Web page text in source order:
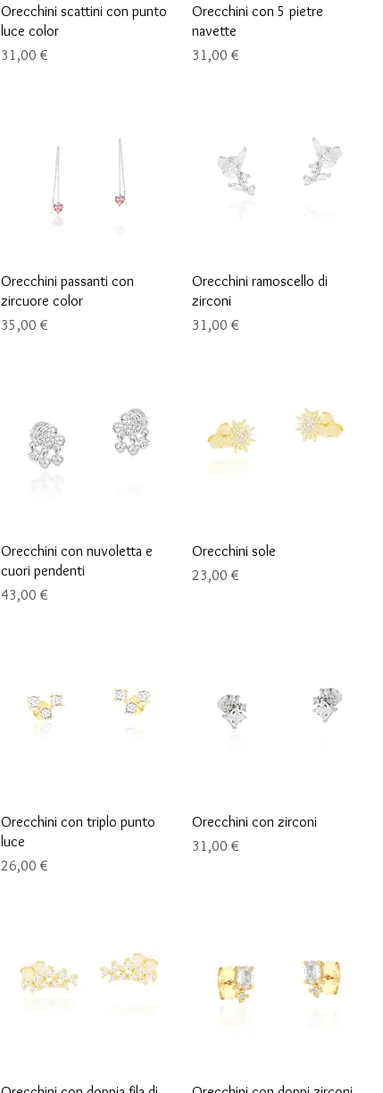
Schnellansicht
Orecchini scattini con punto
luce color
Preis
31,00 €
Schnellansicht
Orecchini con 5 pietre
navette
Preis
31,00 €
Schnellansicht
Orecchini passanti con
zircuore color
Preis
35,00 €
Schnellansicht
Orecchini ramoscello di
zirconi
Preis
31,00 €
Schnellansicht
Orecchini con nuvoletta e
cuori pendenti
Preis
43,00 €
Schnellansicht
Orecchini sole
Preis
23,00 €
Schnellansicht
Orecchini con triplo punto
luce
Preis
26,00 €
Schnellansicht
Orecchini con zirconi
Preis
31,00 €